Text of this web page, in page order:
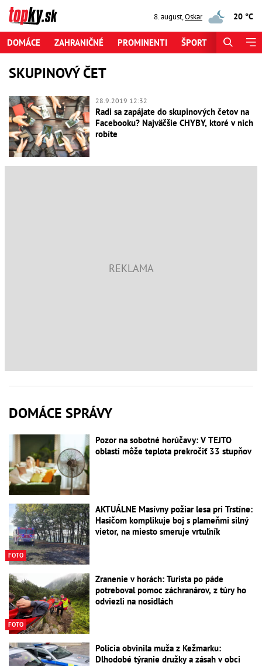
8. august,Oskar 20 °C
DOMÁCE ZAHRANIČNÉ PROMINENTI ŠPORT
SKUPINOVÝ ČET
28.9.2019 12:32
Radi sa zapájate do skupinových četov na
Facebooku? Najväčšie CHYBY, ktoré v nich
robíte
DOMÁCE SPRÁVY
Pozor na sobotné horúčavy: V TEJTO
oblasti môže teplota prekročiť 33 stupňov
FOTO
AKTUÁLNE Masívny požiar lesa pri Trstíne:
Hasičom komplikuje boj s plameňmi silný
vietor, na miesto smeruje vrtuľník
FOTO
Zranenie v horách: Turista po páde
potreboval pomoc záchranárov, z túry ho
odviezli na nosidlách
Polícia obvinila muža z Kežmarku:
Dlhodobé týranie družky a zásah v obci